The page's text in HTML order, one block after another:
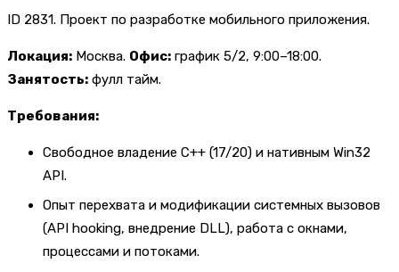
ID 2831. Проект по разработке мобильного приложения.
Локация: Москва. Офис: график 5/2, 9:00–18:00.
Занятость: фулл тайм.
Требования:
Свободное владение C++ (17/20) и нативным Win32
API.
Опыт перехвата и модификации системных вызовов
(API hooking, внедрение DLL), работа с окнами,
процессами и потоками.